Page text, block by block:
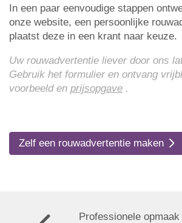
In een paar eenvoudige stappen
onze website, een persoonlijke
plaatst deze in een krant naar keuze.
Uw rouwadvertentie liever door ons
Gebruik het formulier en ontvang
voorbeeld en prijsopgave .
Zelf een rouwadvertentie maken
Professionele opmaak